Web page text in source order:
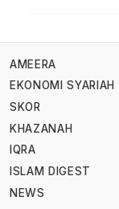
AMEERA
EKONOMI SYARIAH
SKOR
KHAZANAH
IQRA
ISLAM DIGEST
NEWS